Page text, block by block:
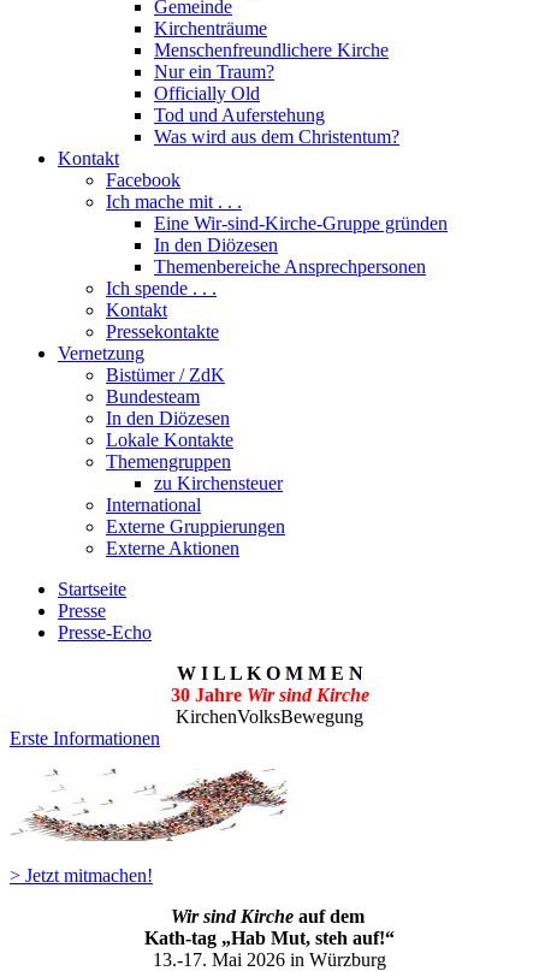
Gemeinde
Kirchenträume
Menschenfreundlichere Kirche
Nur ein Traum?
Officially Old
Tod und Auferstehung
Was wird aus dem Christentum?
Kontakt
Facebook
Ich mache mit . . .
Eine Wir-sind-Kirche-Gruppe gründen
In den Diözesen
Themenbereiche Ansprechpersonen
Ich spende . . .
Kontakt
Pressekontakte
Vernetzung
Bistümer / ZdK
Bundesteam
In den Diözesen
Lokale Kontakte
Themengruppen
zu Kirchensteuer
International
Externe Gruppierungen
Externe Aktionen
Startseite
Presse
Presse-Echo
W I L L K O M M E N
30 Jahre Wir sind Kirche
KirchenVolksBewegung
Erste Informationen
> Jetzt mitmachen!
Wir sind Kirche auf dem
Kath-tag „Hab Mut, steh auf!“
13.-17. Mai 2026 in Würzburg